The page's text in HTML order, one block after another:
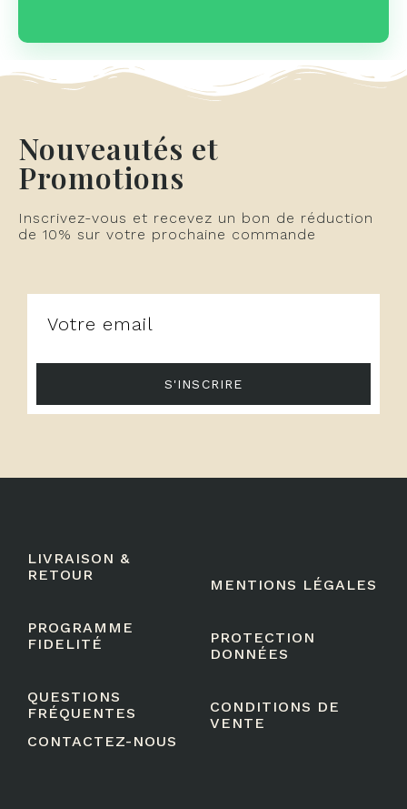
Nouveautés et
Promotions
Inscrivez-vous et recevez un bon de réduction
de 10% sur votre prochaine commande
S'INSCRIRE
LIVRAISON &
RETOUR
PROGRAMME
FIDELITÉ
QUESTIONS
FRÉQUENTES
MENTIONS LÉGALES
PROTECTION
DONNÉES
CONDITIONS DE
VENTE
CONTACTEZ-NOUS